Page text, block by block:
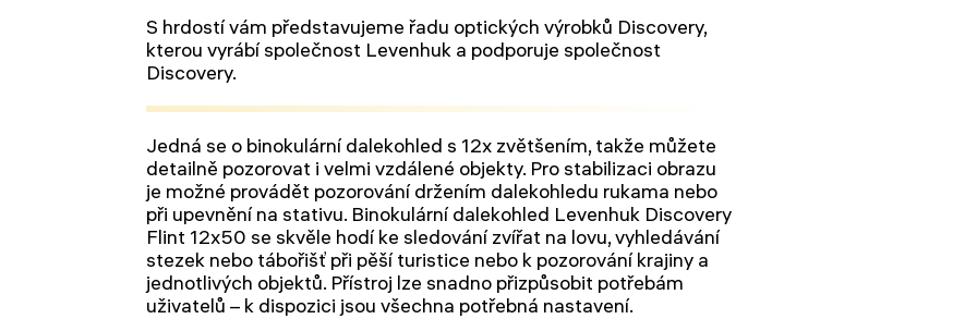
S hrdostí vám představujeme řadu optických výrobků Discovery,
kterou vyrábí společnost Levenhuk a podporuje společnost
Discovery.
Jedná se o binokulární dalekohled s 12x zvětšením, takže můžete
detailně pozorovat i velmi vzdálené objekty. Pro stabilizaci obrazu
je možné provádět pozorování držením dalekohledu rukama nebo
při upevnění na stativu. Binokulární dalekohled Levenhuk Discovery
Flint 12x50 se skvěle hodí ke sledování zvířat na lovu, vyhledávání
stezek nebo tábořišť při pěší turistice nebo k pozorování krajiny a
jednotlivých objektů. Přístroj lze snadno přizpůsobit potřebám
uživatelů – k dispozici jsou všechna potřebná nastavení.